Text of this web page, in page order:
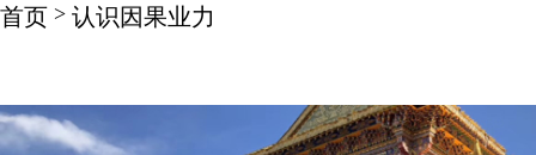
首页 > 认识因果业力